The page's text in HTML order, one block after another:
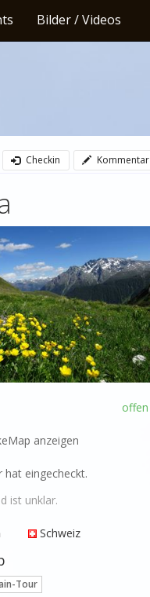
Bilder / Videos
Checkin Kommentar
offen
anzeigen
hat eingecheckt.
ist unklar.
Schweiz
Tour